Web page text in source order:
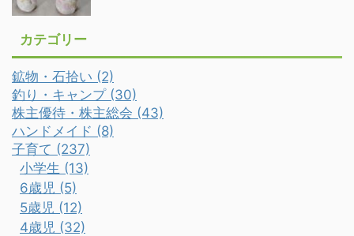
カテゴリー
鉱物・石拾い (2)
釣り・キャンプ (30)
株主優待・株主総会 (43)
ハンドメイド (8)
子育て (237)
小学生 (13)
6歳児 (5)
5歳児 (12)
4歳児 (32)